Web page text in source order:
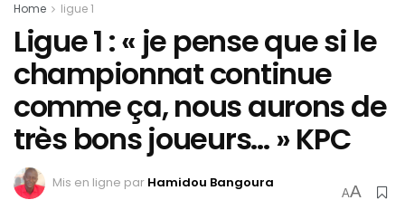
Home ligue 1
Ligue 1 : « je pense que si le
championnat continue
comme ça, nous aurons de
très bons joueurs… » KPC
Mis en ligne par Hamidou Bangoura
AA